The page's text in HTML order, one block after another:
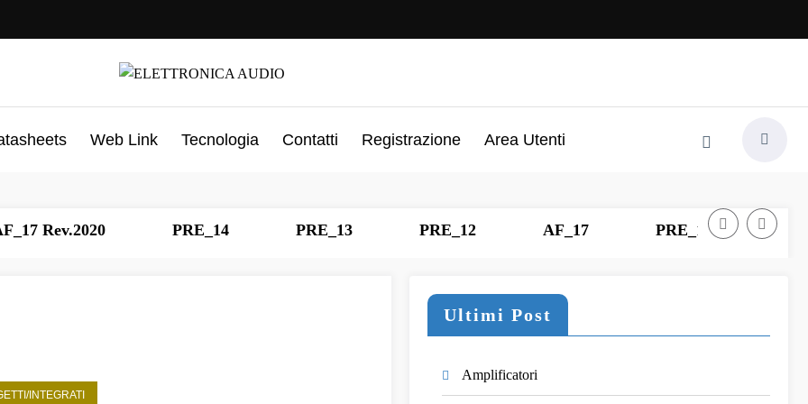
Web Link Tecnologia Contatti Registrazione Area Utenti
PRE_14 PRE_13 PRE_12 AF_17 PRE_11 Alimentatore
INTEGRATI
Ultimi Post
Amplificatori